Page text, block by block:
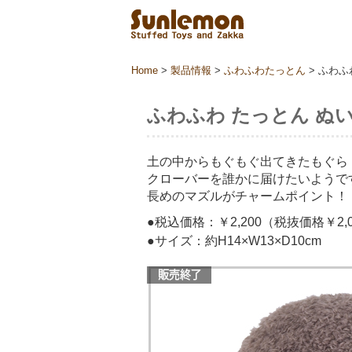
Home > 製品情報 > ふわふわたっとん > ふわふ
ふわふわ たっとん ぬ
土の中からもぐもぐ出てきたもぐら
クローバーを誰かに届けたいようで
長めのマズルがチャームポイント！
●税込価格：￥2,200（税抜価格￥
●サイズ：約H14×W13×D10cm